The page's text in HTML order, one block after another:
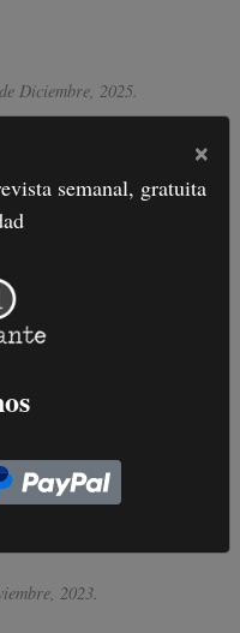
Diciembre, 2025.
desde la
2024
2023.
×
semanal, gratuita